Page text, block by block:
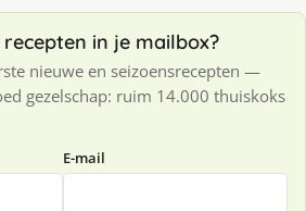
recepten in je mailbox?
nieuwe en seizoensrecepten —
gezelschap: ruim 14.000 thuiskoks
E-mail